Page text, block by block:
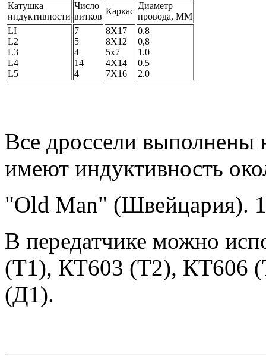
Катушка
индуктивности
Число
витков
Каркас
Диаметр
провода, MM
LI
L2
L3
L4
L5
7
5
4
14
4
8Х17
8Х12
5х7
4Х14
7Х16
0.8
0,8
1.0
0.5
2.0
Все дроссели выполнены
имеют индуктивность
"Old Man" (Швейцария).
В передатчике можно
(T1), КТ603 (Т2), КТ606
(Д1).